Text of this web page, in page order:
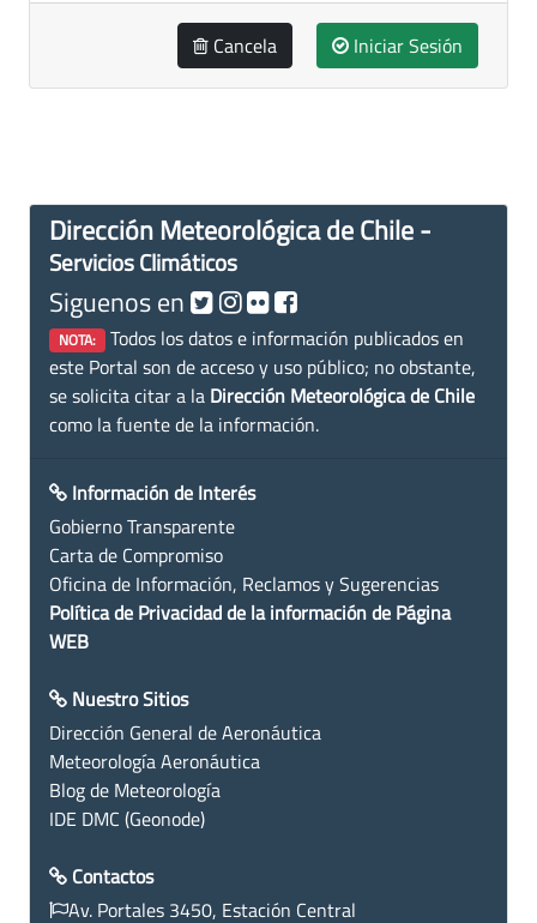
Cancela Iniciar Sesión
Dirección Meteorológica de Chile -
Servicios Climáticos
Siguenos en
NOTA: Todos los datos e información publicados en
este Portal son de acceso y uso público; no obstante,
se solicita citar a la Dirección Meteorológica de Chile
como la fuente de la información.
Información de Interés
Gobierno Transparente
Carta de Compromiso
Oficina de Información, Reclamos y Sugerencias
Política de Privacidad de la información de Página
WEB
Nuestro Sitios
Dirección General de Aeronáutica
Meteorología Aeronáutica
Blog de Meteorología
IDE DMC (Geonode)
Contactos
Av. Portales 3450, Estación Central